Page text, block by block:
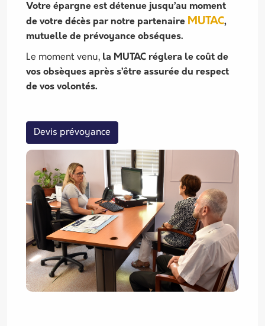
Votre épargne est détenue jusqu’au moment
de votre décès par notre partenaire MUTAC,
mutuelle de prévoyance obséques.
Le moment venu, la MUTAC réglera le coût de
vos obsèques après s’être assurée du respect
de vos volontés.
Devis prévoyance